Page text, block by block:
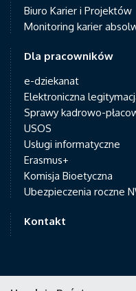
Biuro Karier i Projektów
Monitoring karier
Dla pracowników
e-dziekanat
Elektroniczna
Sprawy kadrowo-
USOS
Usługi informatyczne
Erasmus+
Komisja Bioetyczna
Ubezpieczenia roczne
Kontakt